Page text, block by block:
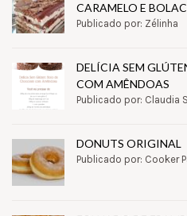
CARAMELO E
Publicado por: Zélinha
DELÍCIA SEM
COM AMÊNDOAS
Publicado por: Claudia
DONUTS ORIGINAL
Publicado por: Cooker